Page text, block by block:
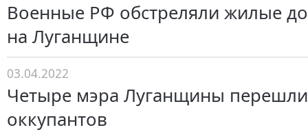
Военные РФ обстреляли жилые
на Луганщине
03.04.2022
Четыре мэра Луганщины перешли
оккупантов